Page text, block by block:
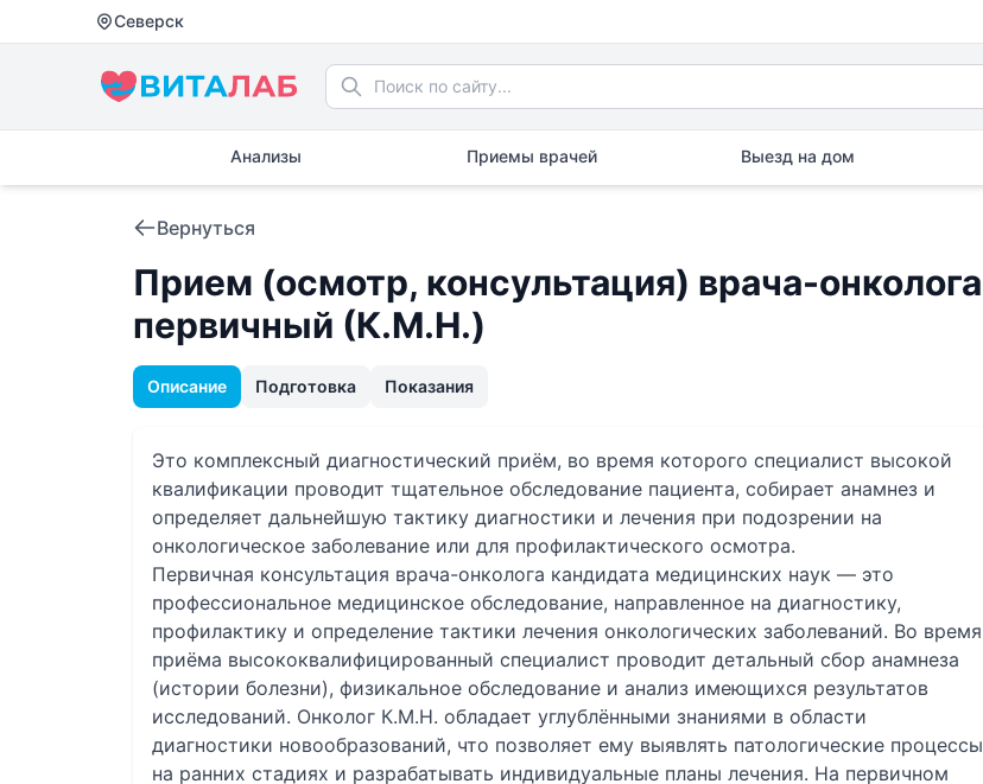
Северск
Анализы Приемы врачей Выезд на дом
Вернуться
Прием (осмотр, консультация) врача-онколога
первичный (К.М.Н.)
Описание Подготовка Показания
Это комплексный диагностический приём, во время которого специалист высокой
квалификации проводит тщательное обследование пациента, собирает анамнез и
определяет дальнейшую тактику диагностики и лечения при подозрении на
онкологическое заболевание или для профилактического осмотра.
Первичная консультация врача-онколога кандидата медицинских наук — это
профессиональное медицинское обследование, направленное на диагностику,
профилактику и определение тактики лечения онкологических заболеваний. Во время
приёма высококвалифицированный специалист проводит детальный сбор анамнеза
(истории болезни), физикальное обследование и анализ имеющихся результатов
исследований. Онколог К.М.Н. обладает углублёнными знаниями в области
диагностики новообразований, что позволяет ему выявлять патологические процессы
на ранних стадиях и разрабатывать индивидуальные планы лечения. На первичном